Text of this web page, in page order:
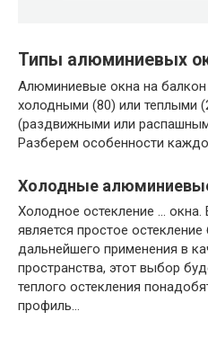
Типы алюминиевых
Алюминиевые окна на
холодными (80) или теплыми
(раздвижными или
Разберем особенности
Холодные
Холодное остекление … окна.
является простое
дальнейшего применения в
пространства, этот выбор
теплого остекления
профиль…